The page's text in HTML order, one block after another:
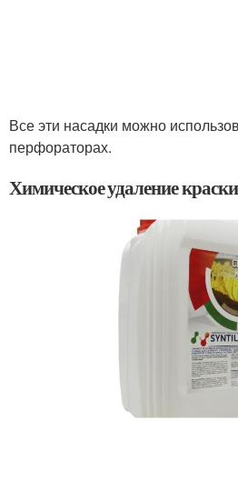
Все эти насадки можно
перфораторах.
Химическое удаление краски